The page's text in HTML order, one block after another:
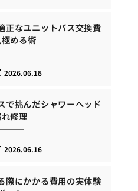
正なユニットバス交換費
める術
2026.06.18
で挑んだシャワーヘッド
修理
2026.06.16
際にかかる費用の実体験